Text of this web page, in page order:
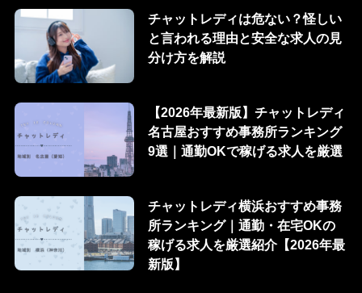
チャットレディは危ない？怪しい
と言われる理由と安全な求人の見
分け方を解説
【2026年最新版】チャットレディ
名古屋おすすめ事務所ランキング
9選｜通勤OKで稼げる求人を厳選
チャットレディ横浜おすすめ事務
所ランキング｜通勤・在宅OKの
稼げる求人を厳選紹介【2026年最
新版】